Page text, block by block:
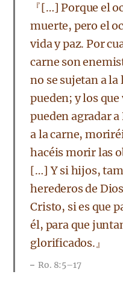
『[…] Porque el
muerte, pero el
vida y paz. Por
carne son
no se sujetan a
pueden; y los
pueden agradar
a la carne,
hacéis morir las
[…] Y si hijos,
herederos de
Cristo, si es que
él, para que
glorificados.』
Ro. 8:5–17